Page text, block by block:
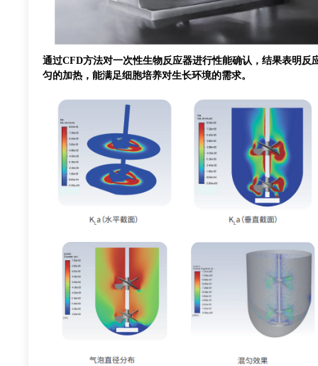
通过CFD方法对一次性生物反应器进行性能确认，结果表明
匀的加热，能满足细胞培养对生长环境的需求。